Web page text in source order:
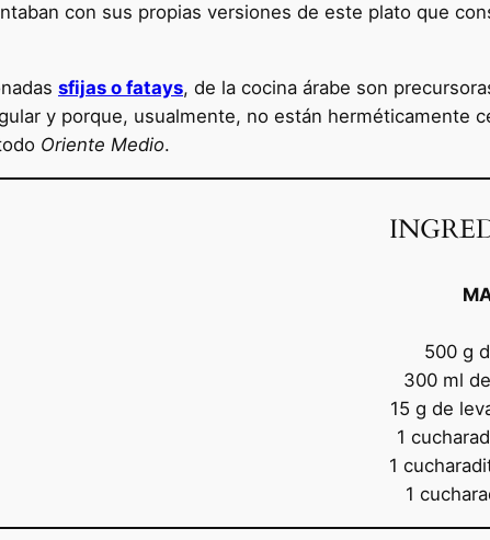
con sus propias versiones de este plato que
sfijas o fatays, de la cocina árabe son
y porque, usualmente, no están herméticamente
Oriente Medio.
500 g
300 ml
15 g de
1
1
1